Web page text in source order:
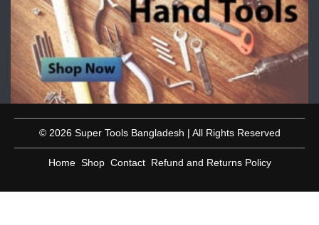
© 2026 Super Tools Bangladesh | All Rights Reserved
Home Shop Contact Refund and Returns Policy